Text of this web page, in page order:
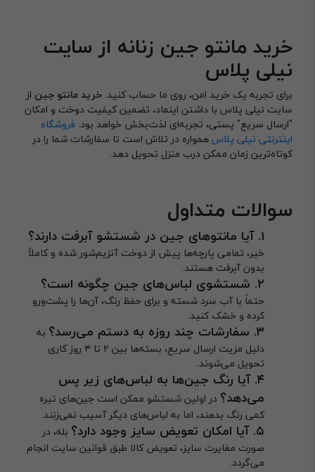
خرید مانتو جین زنانه از سایت
نیلی پلاس
برای تجربه یک خرید امن، روی ما حساب کنید. خرید مانتو جین از
سایت نیلی پلاس با داشتن اینماد، تضمین کیفیت دوخت و امکان
"ارسال سریع" پستی، تجربه‌ای لذت‌بخش خواهد بود. فروشگاه‌
اینترنتی نیلی پلاسهمواره در تلاش است تا سفارشات شما را در
کوتاه‌ترین زمان ممکن درب منزل تحویل دهد.
سوالات متداول
۱. آیا مانتوهای جین در شستشو آبرفت دارند؟
خیر، تمامی پارچه‌ها پیش از دوخت آنزیم‌شور شده و کاملاً
بدون آبرفت هستند.
۲. شستشوی لباس‌های جین چگونه است؟
حتماً با آب سرد شسته و برای حفظ رنگ، آن‌ها را پشت‌ورو
کرده و خشک کنید.
۳. سفارشات چند روزه به دستم می‌رسد؟
به
دلیل مزیت ارسال سریع، بسته‌ها بین ۲ تا ۴ روز کاری
تحویل می‌شوند.
۴. آیا رنگ جین‌ها به لباس‌های زیر پس
می‌دهد؟ در اولین شستشو ممکن است جین‌های تیره
کمی رنگ بدهند، اما به لباس‌های دیگر آسیب نمی‌زنند.
۵. آیا امکان تعویض سایز وجود دارد؟
بله، در
صورت مغایرت سایز، تعویض کالا طبق قوانین سایت انجام
می‌گردد.